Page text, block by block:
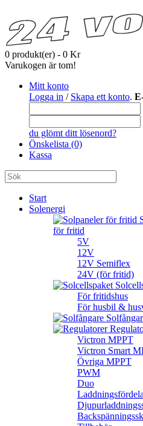
0 produkt(er) - 0 Kr
Varukogen är tom!
Mitt konto
Logga in / Skapa ett konto.
du glömt ditt lösenord?
Önskelista (0)
Kassa
Start
Solenergi
för fritid
5V
12V
12V Semiflex
24V (för fritid)
För fritidshus
För husbil &
Victron MPPT
Victron Smart
Övriga MPPT
PWM
Duo